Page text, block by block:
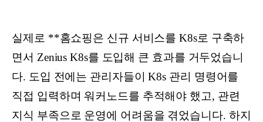
실제로 **홈쇼핑은 신규 서비스를 K8s로 구축하
면서 Zenius K8s를 도입해 큰 효과를 거두었습니
다. 도입 전에는 관리자들이 K8s 관리 명령어를
직접 입력하며 워커노드를 추적해야 했고, 관련
지식 부족으로 운영에 어려움을 겪었습니다. 하지